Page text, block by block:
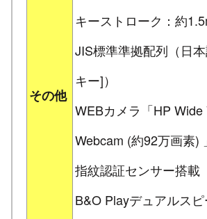
その他
キーストローク：約
JIS標準準拠配列（日
キー]）
WEBカメラ「HP Wide
Webcam (約92万画素)
指紋認証センサー搭載
B&O Playデュアルス